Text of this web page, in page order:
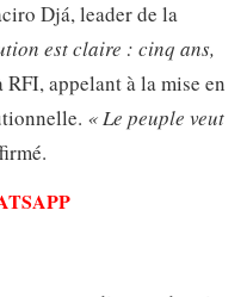
Djá, leader de la
est claire : cinq ans,
appelant à la mise en
« Le peuple veut